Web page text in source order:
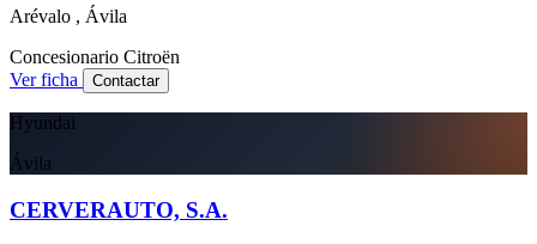
Arévalo , Ávila
Concesionario Citroën
Ver ficha
Contactar
Hyundai
Ávila
CERVERAUTO, S.A.